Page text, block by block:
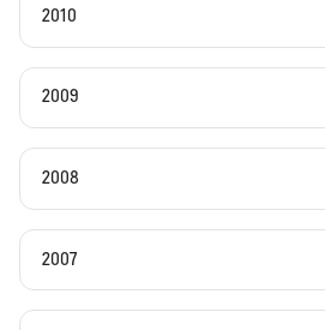
2010
2009
2008
2007